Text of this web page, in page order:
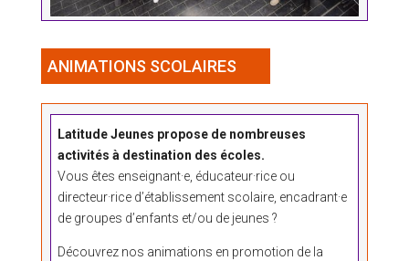
ANIMATIONS SCOLAIRES
Latitude Jeunes propose de nombreuses
activités à destination des écoles.
Vous êtes enseignant·e, éducateur·rice ou
directeur·rice d’établissement scolaire, encadrant·e
de groupes d’enfants et/ou de jeunes ?
Découvrez nos animations en promotion de la